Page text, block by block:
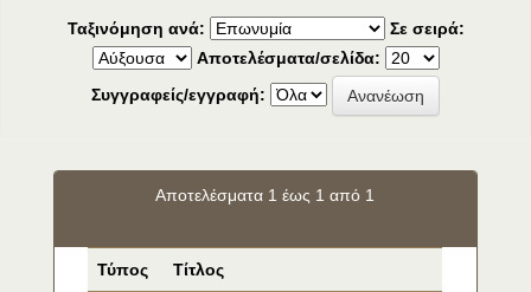
Ταξινόμηση ανά:
Σε σειρά:
Αποτελέσματα/σελίδα:
Συγγραφείς/εγγραφή:
Αποτελέσματα 1 έως 1 από 1
Τύπος Τίτλος